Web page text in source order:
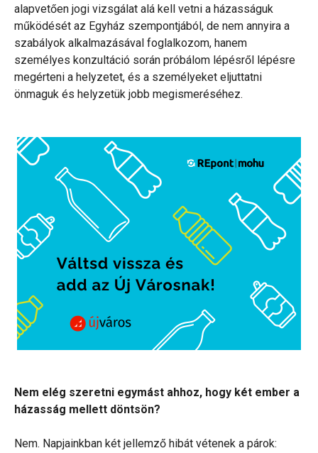
alapvetően jogi vizsgálat alá kell vetni a házasságuk
működését az Egyház szempontjából, de nem annyira a
szabályok alkalmazásával foglalkozom, hanem
személyes konzultáció során próbálom lépésről lépésre
megérteni a helyzetet, és a személyeket eljuttatni
önmaguk és helyzetük jobb megismeréséhez.
Nem elég szeretni egymást ahhoz, hogy két ember a
házasság mellett döntsön?
Nem. Napjainkban két jellemző hibát vétenek a párok: